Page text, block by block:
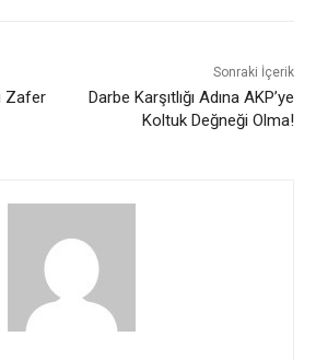
Zafer
Sonraki İçerik
Darbe Karşıtlığı Adına AKP’ye
Koltuk Değneği Olma!